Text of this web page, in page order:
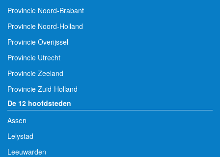
Provincie Noord-Brabant
Provincie Noord-Holland
Provincie Overijssel
Provincie Utrecht
Provincie Zeeland
Provincie Zuid-Holland
De 12 hoofdsteden
Assen
Lelystad
Leeuwarden